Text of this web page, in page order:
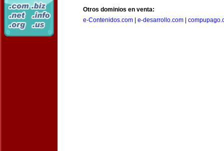
Otros dominios en venta:
e-Contenidos.com
e-desarrollo.com